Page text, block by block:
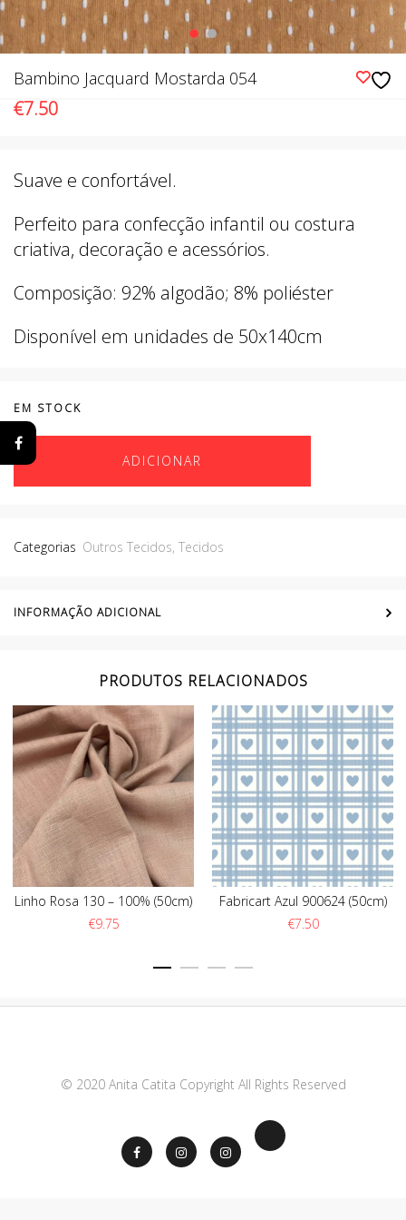
Bambino Jacquard Mostarda 054
€7.50
Suave e confortável.
Perfeito para confecção infantil ou costura
criativa, decoração e acessórios.
Composição: 92% algodão; 8% poliéster
Disponível em unidades de 50x140cm
EM STOCK
ADICIONAR
Categorias Outros Tecidos, Tecidos
INFORMAÇÃO ADICIONAL
PRODUTOS RELACIONADOS
Linho Rosa 130 – 100% (50cm)
€9.75
Fabricart Azul 900624 (50cm)
€7.50
© 2020 Anita Catita Copyright All Rights Reserved